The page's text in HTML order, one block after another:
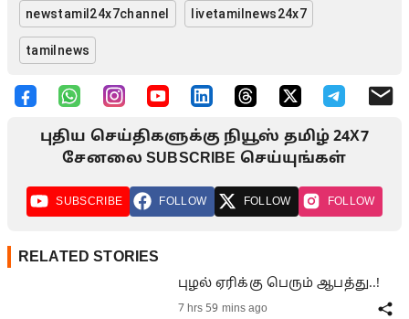
newstamil24x7channel livetamilnews24x7
tamilnews
புதிய செய்திகளுக்கு நியூஸ் தமிழ் 24X7
சேனலை SUBSCRIBE செய்யுங்கள்
SUBSCRIBE FOLLOW FOLLOW FOLLOW
RELATED STORIES
புழல் ஏரிக்கு பெரும் ஆபத்து..!
7 hrs 59 mins ago